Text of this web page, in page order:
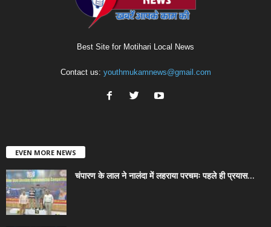
Best Site for Motihari Local News
Contact us: youthmukamnews@gmail.com
EVEN MORE NEWS
चंपारण के लाल ने नालंदा में लहराया परचमः पहले ही प्रयास...